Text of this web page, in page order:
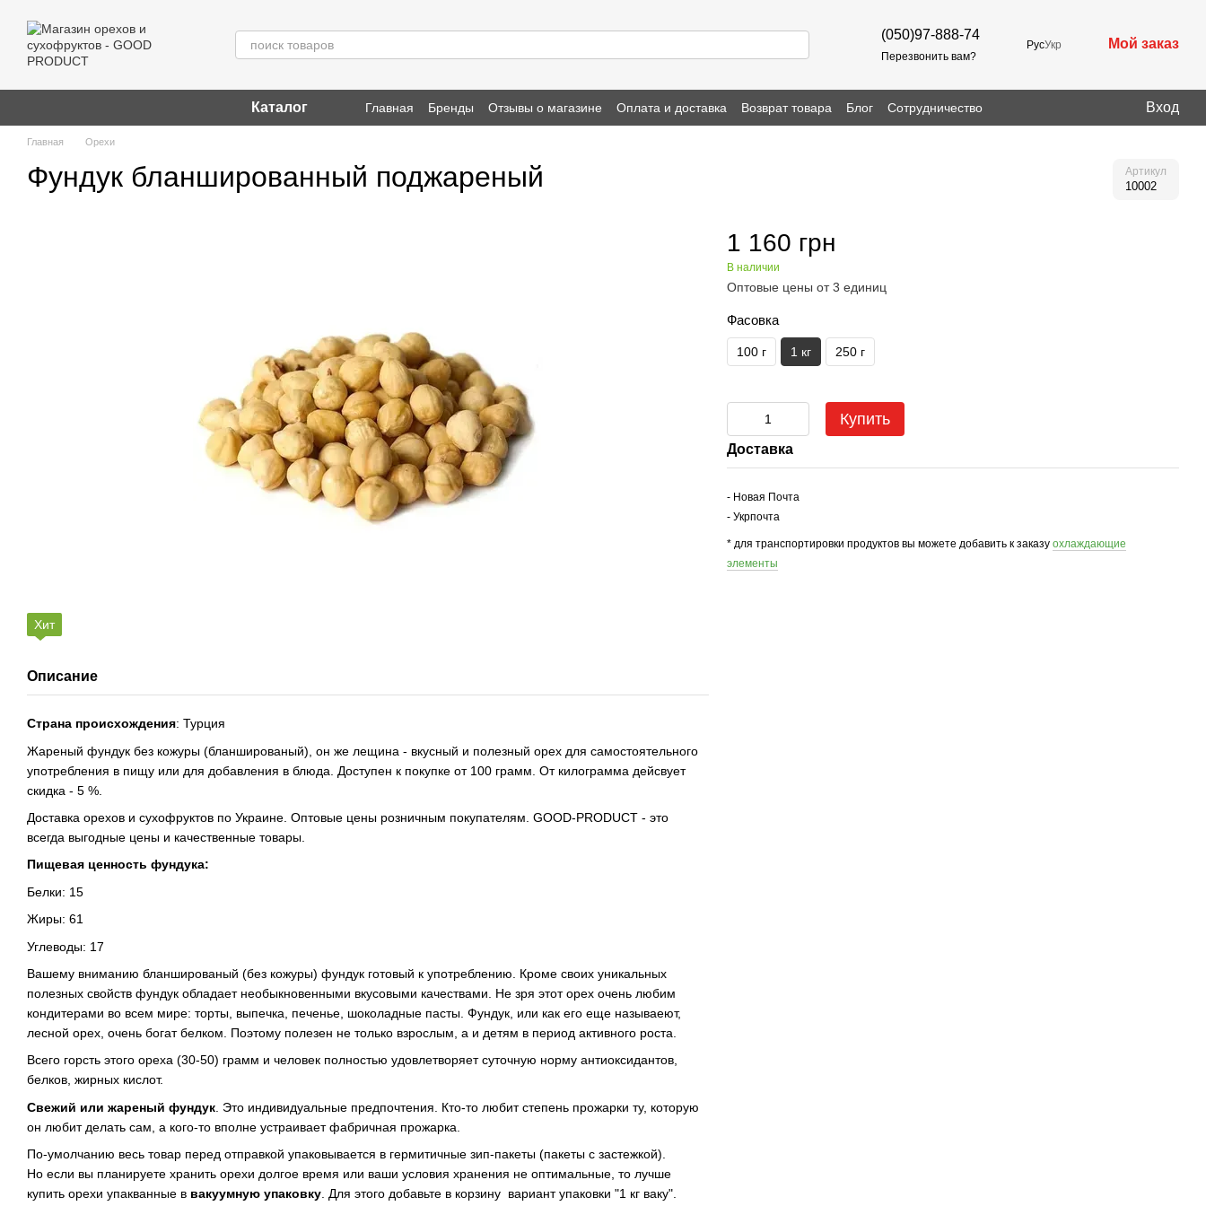
(050)97-888-74
Перезвонить вам?
РусУкр Мой заказ
Каталог Главная Бренды Отзывы о магазине Оплата и доставка Возврат товара Блог Сотрудничество Вход
Главная Орехи
Фундук бланшированный поджареный Артикул
10002
Хит
Описание
Страна происхождения: Турция
Жареный фундук без кожуры (бланшированый), он же лещина - вкусный и полезный орех для самостоятельного
употребления в пищу или для добавления в блюда. Доступен к покупке от 100 грамм. От килограмма дейсвует
скидка - 5 %.
Доставка орехов и сухофруктов по Украине. Оптовые цены розничным покупателям. GOOD-PRODUCT - это
всегда выгодные цены и качественные товары.
Пищевая ценность фундука:
Белки: 15
Жиры: 61
Углеводы: 17
Вашему вниманию бланшированый (без кожуры) фундук готовый к употреблению. Кроме своих уникальных
полезных свойств фундук обладает необыкновенными вкусовыми качествами. Не зря этот орех очень любим
кондитерами во всем мире: торты, выпечка, печенье, шоколадные пасты. Фундук, или как его еще называеют,
лесной орех, очень богат белком. Поэтому полезен не только взрослым, а и детям в период активного роста.
Всего горсть этого ореха (30-50) грамм и человек полностью удовлетворяет суточную норму антиоксидантов,
белков, жирных кислот.
Свежий или жареный фундук . Это индивидуальные предпочтения. Кто-то любит степень прожарки ту, которую
он любит делать сам, а кого-то вполне устраивает фабричная прожарка.
По-умолчанию весь товар перед отправкой упаковывается в гермитичные зип-пакеты (пакеты с застежкой).
Но если вы планируете хранить орехи долгое время или ваши условия хранения не оптимальные, то лучше
купить орехи упакванные в вакуумную упаковку . Для этого добавьте в корзину вариант упаковки "1 кг ваку".
1 160 грн
В наличии
Оптовые цены от 3 единиц
Фасовка
100 г 1 кг 250 г
Купить
Доставка
- Новая Почта
- Укрпочта
* для транспортировки продуктов вы можете добавить к заказуохлаждающие
элементы